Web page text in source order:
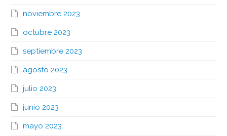
noviembre 2023
octubre 2023
septiembre 2023
agosto 2023
julio 2023
junio 2023
mayo 2023